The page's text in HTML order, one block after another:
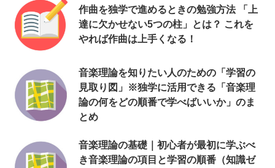
作曲を独学で進めるときの勉強方法 「上
達に欠かせない5つの柱」とは？ これを
やれば作曲は上手くなる！
音楽理論を知りたい人のための「学習の
見取り図」※独学に活用できる「音楽理
論の何をどの順番で学べばいいか」のま
とめ
音楽理論の基礎｜初心者が最初に学ぶべ
き音楽理論の項目と学習の順番（知識ゼ